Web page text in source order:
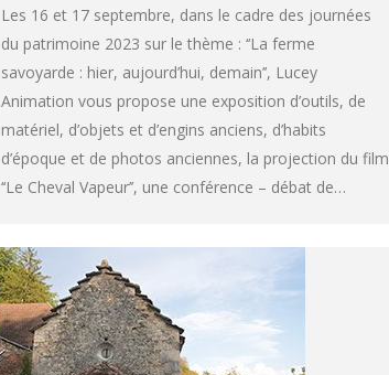
Les 16 et 17 septembre, dans le cadre des journées
du patrimoine 2023 sur le thème : ‘‘La ferme
savoyarde : hier, aujourd’hui, demain’’, Lucey
Animation vous propose une exposition d’outils, de
matériel, d’objets et d’engins anciens, d’habits
d’époque et de photos anciennes, la projection du film
‘‘Le Cheval Vapeur’’, une conférence – débat de…